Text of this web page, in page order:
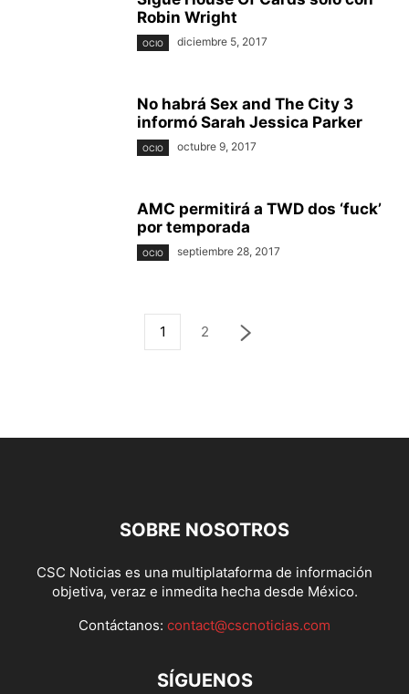
Robin Wright
OCIO diciembre 5, 2017
No habrá Sex and The City 3
informó Sarah Jessica Parker
OCIO octubre 9, 2017
AMC permitirá a TWD dos ‘fuck’
por temporada
OCIO septiembre 28, 2017
1 2
SOBRE NOSOTROS
CSC Noticias es una multiplataforma de información
objetiva, veraz e inmedita hecha desde México.
Contáctanos: contact@cscnoticias.com
SÍGUENOS